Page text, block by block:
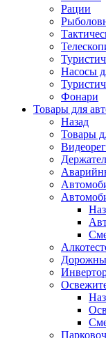
Рации
Насосы
Фонари
Товары для
Назад
Товары